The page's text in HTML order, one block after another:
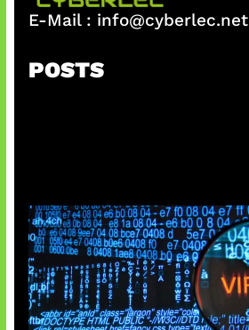
E-Mail : info@cyberlec.net
POSTS